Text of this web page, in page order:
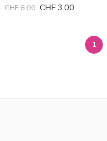
CHF6.00 CHF3.00
1